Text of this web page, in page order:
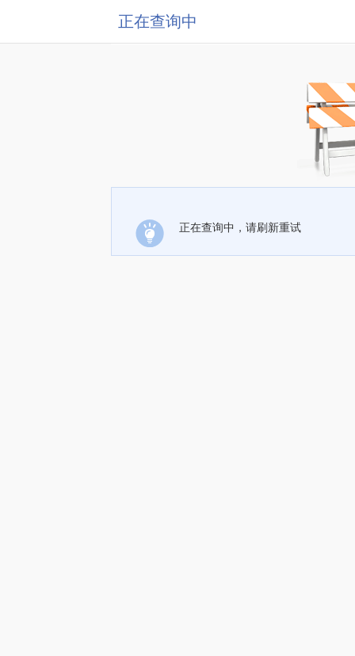
正在查询中
正在查询中，请刷新重试